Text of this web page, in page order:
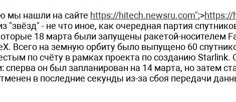
мы нашли на сайте https://hitech.newsru.com";>https://
"звёзд" - не что иное, как очередная партия
18 марта были запущены ракетой-носителем
Всего на земную орбиту было выпущено 60
по счёту в рамках проекта по созданию Starlink.
сперва он был запланирован на 14 марта, но затем
в последние секунды из-за сбоя передачи